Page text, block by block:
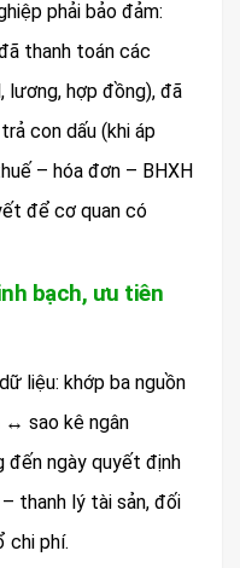
phải bảo đảm:
thanh toán các
lương, hợp đồng), đã
con dấu (khi áp
– hóa đơn – BHXH
để cơ quan có
bạch, ưu tiên
liệu: khớp ba nguồn
sao kê ngân
đến ngày quyết định
thanh lý tài sản, đối
chi phí.